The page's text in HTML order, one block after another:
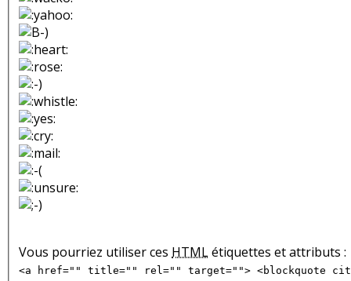
Vous pourriez utiliser ces HTMLétiquettes et attributs :
<a href="" title="" rel="" target=""> <blockquote